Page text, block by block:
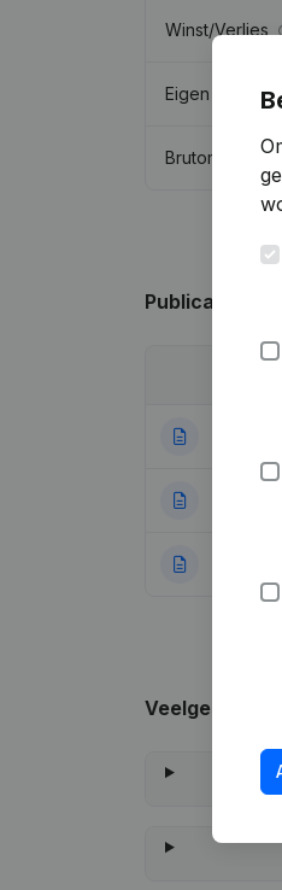
Winst/Verlies
Eigen
Brutomarge
Publicaties
30-01-
18-06-
Veelgestelde